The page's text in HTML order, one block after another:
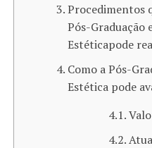
Procedimentos
Pós-Graduação
Estéticapode
Como a Pós-
Estética pode